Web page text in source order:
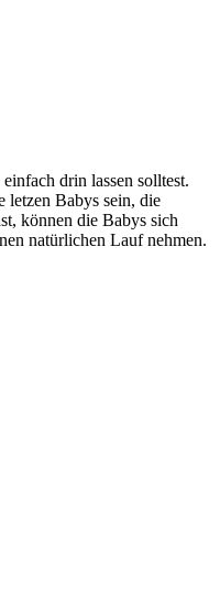
drin lassen solltest.
letzen Babys sein, die
können die Babys sich
natürlichen Lauf nehmen.